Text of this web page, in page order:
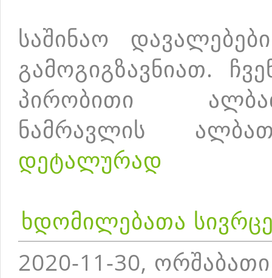
საშინაო
გამოგიგზავნიათ.
პირობითი
ნამრავლის
დეტალურად
ხდომილებათა
2020-11-30, ორშაბათი